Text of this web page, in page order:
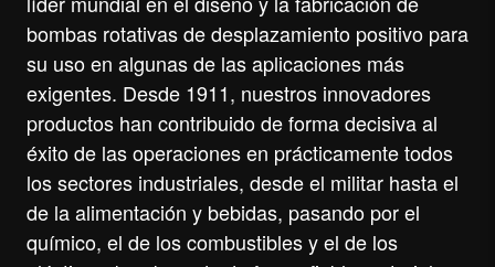
bombas rotativas de desplazamiento positivo para
su uso en algunas de las aplicaciones más
exigentes. Desde 1911, nuestros innovadores
productos han contribuido de forma decisiva al
éxito de las operaciones en prácticamente todos
los sectores industriales, desde el militar hasta el
de la alimentación y bebidas, pasando por el
químico, el de los combustibles y el de los